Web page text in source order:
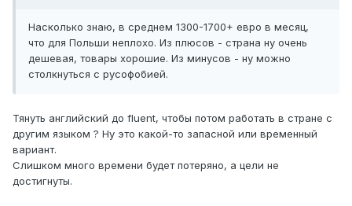
Насколько знаю, в среднем 1300-1700+ евро в месяц,
что для Польши неплохо. Из плюсов - страна ну очень
дешевая, товары хорошие. Из минусов - ну можно
столкнуться с русофобией.
Тянуть английский до fluent, чтобы потом работать в стране с
другим языком ? Ну это какой-то запасной или временный
вариант.
Слишком много времени будет потеряно, а цели не
достигнуты.